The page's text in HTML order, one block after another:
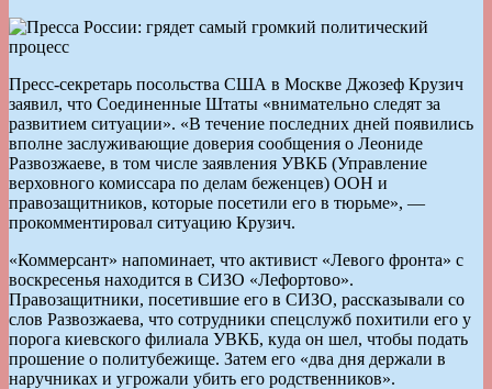
Пресс-секретарь посольства США в Москве Джозеф Крузич
заявил, что Соединенные Штаты «внимательно следят за
развитием ситуации». «В течение последних дней появились
вполне заслуживающие доверия сообщения о Леониде
Развозжаеве, в том числе заявления УВКБ (Управление
верховного комиссара по делам беженцев) ООН и
правозащитников, которые посетили его в тюрьме», —
прокомментировал ситуацию Крузич.
«Коммерсант» напоминает, что активист «Левого фронта» с
воскресенья находится в СИЗО «Лефортово».
Правозащитники, посетившие его в СИЗО, рассказывали со
слов Развозжаева, что сотрудники спецслужб похитили его у
порога киевского филиала УВКБ, куда он шел, чтобы подать
прошение о политубежище. Затем его «два дня держали в
наручниках и угрожали убить его родственников».